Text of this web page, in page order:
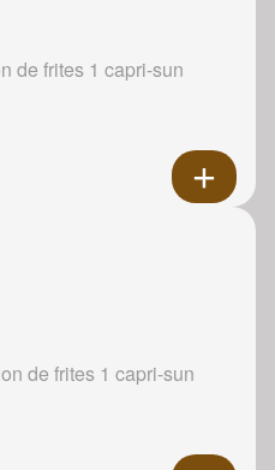
de frites 1 capri-sun
de frites 1 capri-sun